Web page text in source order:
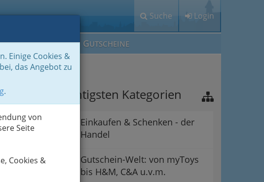
Suche Login
MEIN IG GUTSCHEINE
Einige Cookies &
das Angebot zu
.
von
Seite
Cookies &
Die wichtigsten Kategorien
Einkaufen & Schenken - der
Handel
Gutschein-Welt: von myToys
bis H&M, C&A u.v.m.